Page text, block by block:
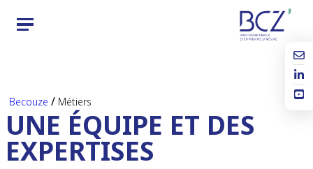
Becouze / Métiers
UNE ÉQUIPE ET DES
EXPERTISES